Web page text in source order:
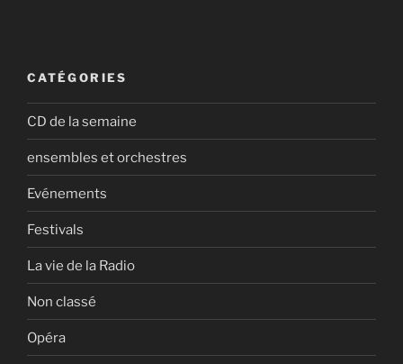
CATÉGORIES
CD de la semaine
ensembles et orchestres
Evénements
Festivals
La vie de la Radio
Non classé
Opéra